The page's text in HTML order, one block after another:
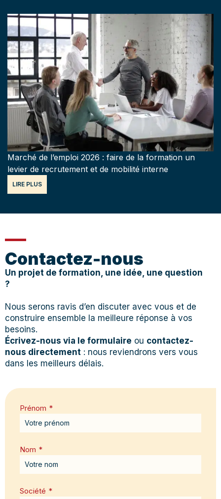
Marché de l’emploi 2026 : faire de la formation un
levier de recrutement et de mobilité interne
LIRE PLUS
Contactez-nous
Un projet de formation, une idée, une question
?
Nous serons ravis d’en discuter avec vous et de
construire ensemble la meilleure réponse à vos
besoins.
Écrivez-nous via le formulaire ou contactez-
nous directement : nous reviendrons vers vous
dans les meilleurs délais.
Prénom *
Nom *
Société *